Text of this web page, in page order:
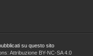
su questo sito
Attribuzione BY-NC-SA 4.0